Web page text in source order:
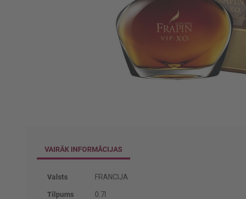
sākumuVAIRĀK INFORMĀCIJAS
Vairāk
Valsts FRANCIJA
Tilpums 0.7l